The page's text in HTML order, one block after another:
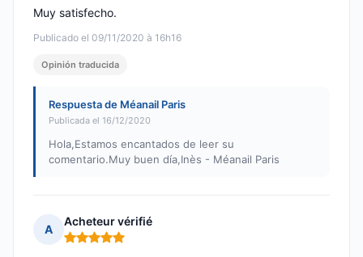
Publicado el 09/11/2020 à 16h16
Muy satisfecho.
Opinión traducida
Respuesta de Méanail Paris
Publicada el 16/12/2020
Hola,Estamos encantados de leer su
comentario.Muy buen día,Inès - Méanail Paris
A
Acheteur vérifié
Nota: 5 de 5